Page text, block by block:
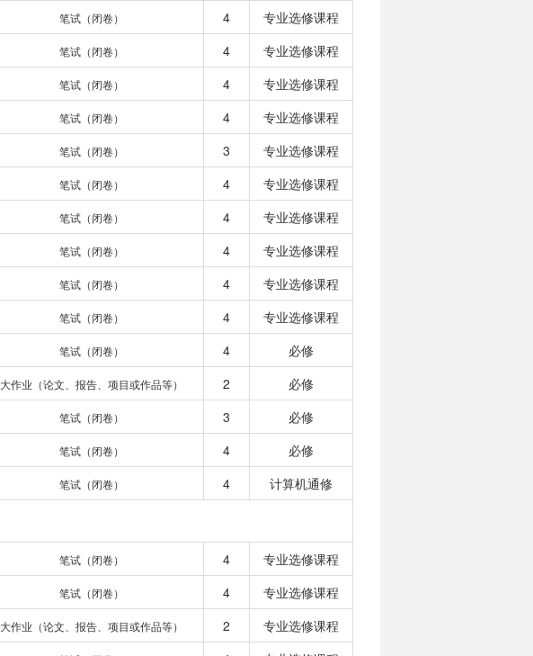
笔试（闭卷） 4
专业选修课程
笔试（闭卷） 4
专业选修课程
笔试（闭卷） 4
专业选修课程
笔试（闭卷） 4
专业选修课程
笔试（闭卷） 3
专业选修课程
笔试（闭卷） 4
专业选修课程
笔试（闭卷） 4
专业选修课程
笔试（闭卷） 4
专业选修课程
笔试（闭卷） 4
专业选修课程
笔试（闭卷） 4
专业选修课程
笔试（闭卷） 4
必修
大作业（论文、报告、项目或作品等） 2
必修
笔试（闭卷） 3
必修
笔试（闭卷） 4
必修
笔试（闭卷） 4 计算机通修
笔试（闭卷） 4
专业选修课程
笔试（闭卷） 4
专业选修课程
大作业（论文、报告、项目或作品等） 2
专业选修课程